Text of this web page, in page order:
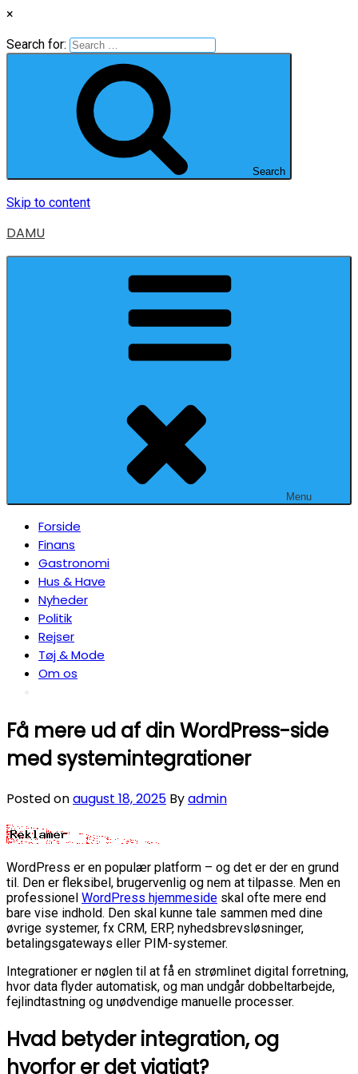
×
Search for:
Search
Skip to content
DAMU
Menu
Forside
Finans
Gastronomi
Hus & Have
Nyheder
Politik
Rejser
Tøj & Mode
Om os
Få mere ud af din WordPress-side
med systemintegrationer
Posted onaugust 18, 2025 Byadmin
WordPress er en populær platform – og det er der en grund
til. Den er fleksibel, brugervenlig og nem at tilpasse. Men en
professionel WordPress hjemmeside skal ofte mere end
bare vise indhold. Den skal kunne tale sammen med dine
øvrige systemer, fx CRM, ERP, nyhedsbrevsløsninger,
betalingsgateways eller PIM-systemer.
Integrationer er nøglen til at få en strømlinet digital forretning,
hvor data flyder automatisk, og man undgår dobbeltarbejde,
fejlindtastning og unødvendige manuelle processer.
Hvad betyder integration, og
hvorfor er det vigtigt?